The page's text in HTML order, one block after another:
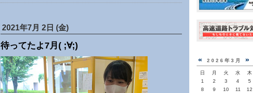
2021年7月 2日 (金)
待ってたよ7月( ;∀;)
« 2026年3月 »
日 月 火 水 木
1
2 3 4 5
8
9 10 11 12